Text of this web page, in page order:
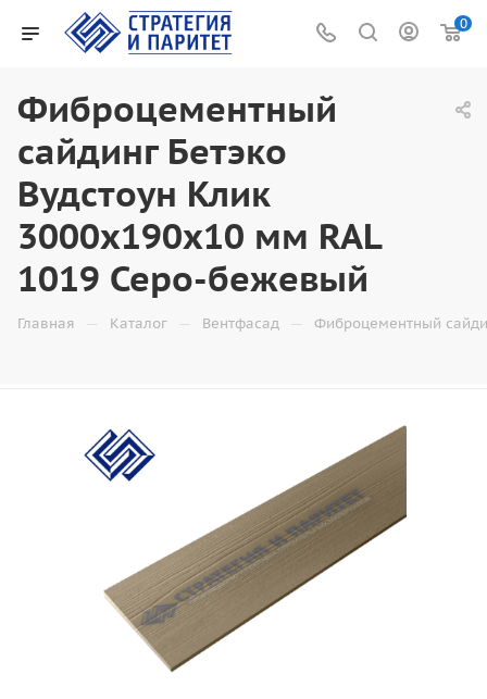
0
Фиброцементный
сайдинг Бетэко
Вудстоун Клик
3000x190x10 мм RAL
1019 Серо-бежевый
Главная — Каталог — Вентфасад — Фиброцементный